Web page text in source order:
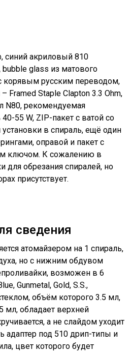
синий акриловый 810
glass из матового
с корявым русским переводом,
Framed Staple Clapton 3.3 Ohm,
N80, рекомендуемая
55 W, ZIP-пакет с ватой со
в спираль, ещё один
оправой и пакет с
ключом. К сожалению в
для обрезания спиралей, но
присутствует.
сведения
атомайзером на 1 спираль,
но с нижним обдувом
возможен в 6
Gunmetal, Gold, S.S.,
объём которого 3.5 мл,
мл, обладает верхней
а не слайдом уходит
адаптер под 510 дрип-типы и
цвет которого будет